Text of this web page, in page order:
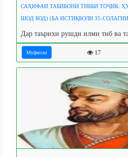
САҲИФАИ ТАБИБОНИ ТИББИ ТОҶИК:
ШОД БОД) (БА ИСТИҚБОЛИ 35-
Дар таърихи рушди илми тиб ва
Муфассал 17